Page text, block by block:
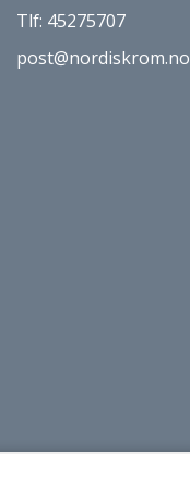
Tlf: 45275707
post@nordiskrom.no